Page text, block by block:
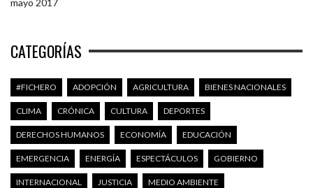
CATEGORÍAS
#FICHERO ADOPCIÓN AGRICULTURA BIENES NACIONALES
CLIMA CRÓNICA CULTURA DEPORTES
DERECHOS HUMANOS ECONOMÍA EDUCACIÓN
EMERGENCIA ENERGÍA ESPECTÁCULOS GOBIERNO
INTERNACIONAL JUSTICIA MEDIO AMBIENTE